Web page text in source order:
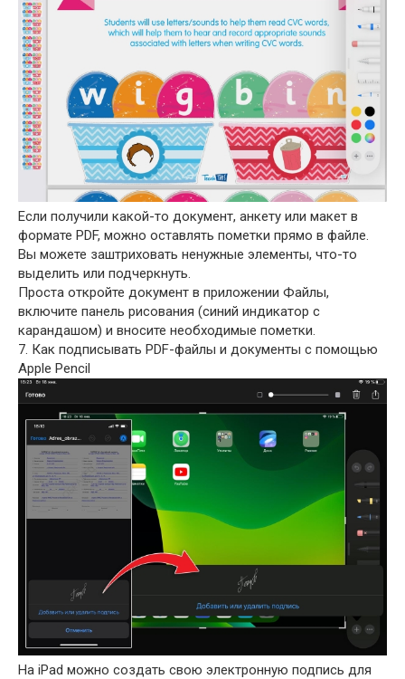
Если получили какой-то документ, анкету или макет в
формате PDF, можно оставлять пометки прямо в файле.
Вы можете заштриховать ненужные элементы, что-то
выделить или подчеркнуть.
Проста откройте документ в приложении Файлы,
включите панель рисования (синий индикатор с
карандашом) и вносите необходимые пометки.
7. Как подписывать PDF-файлы и документы с помощью
Apple Pencil
На iPad можно создать свою электронную подпись для